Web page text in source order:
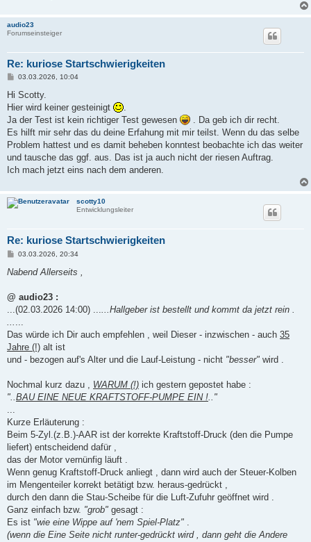
audio23
Forumseinsteiger
Re: kuriose Startschwierigkeiten
B
r
a
03.03.2026, 10:04
Hi Scotty.
Hier wird keiner gesteinigt
.
Ja der Test ist kein richtiger Test gewesen
. Da geb ich dir recht.
Es hilft mir sehr das du deine Erfahung mit mir teilst. Wenn du das selbe
Problem hattest und es damit beheben konntest beobachte ich das weiter
und tausche das ggf. aus. Das ist ja auch nicht der riesen Auftrag.
Ich mach jetzt eins nach dem anderen.
scotty10
Entwicklungsleiter
Re: kuriose Startschwierigkeiten
B
i
a
03.03.2026, 20:34
Nabend Allerseits ,
@ audio23 :
...(02.03.2026 14:00) ...
...Hallgeber ist bestellt und kommt da jetzt rein .
Das würde ich Dir auch empfehlen , weil Dieser - inzwischen - auch 35
Jahre (!) alt ist
und - bezogen auf's Alter und die Lauf-Leistung - nicht "besser" wird .
Nochmal kurz dazu , WARUM (!) ich gestern gepostet habe :
".. BAU EINE NEUE KRAFTSTOFF-PUMPE EIN ! .."
Kurze Erläuterung :
Beim 5-Zyl.(z.B.)-AAR ist der korrekte Kraftstoff-Druck (den die Pumpe
liefert) entscheidend dafür ,
das der Motor vernünfig läuft .
Wenn genug Kraftstoff-Druck anliegt , dann wird auch der Steuer-Kolben
im Mengenteiler korrekt betätigt bzw. heraus-gedrückt ,
durch den dann die Stau-Scheibe für die Luft-Zufuhr geöffnet wird .
Ganz einfach bzw. "grob" gesagt :
Es ist "wie eine Wippe auf 'nem Spiel-Platz"
(wenn die Eine Seite nicht runter-gedrückt wird , dann geht die Andere